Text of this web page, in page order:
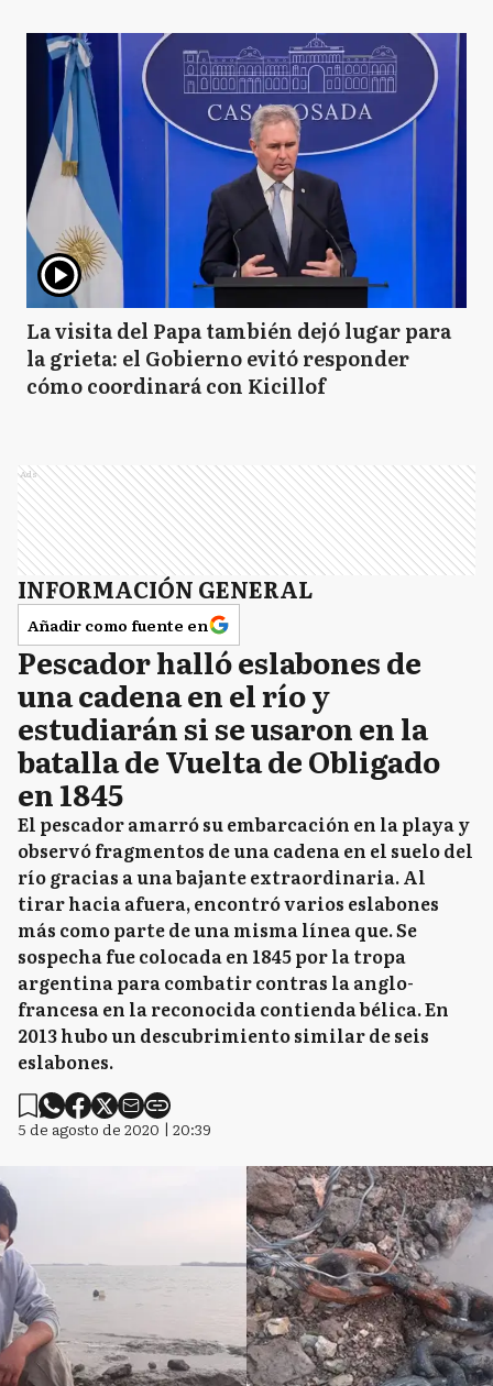
La visita del Papa también dejó lugar para
la grieta: el Gobierno evitó responder
cómo coordinará con Kicillof
Ads
INFORMACIÓN GENERAL
Añadir como fuente en
Pescador halló eslabones de
una cadena en el río y
estudiarán si se usaron en la
batalla de Vuelta de Obligado
en 1845
El pescador amarró su embarcación en la playa y
observó fragmentos de una cadena en el suelo del
río gracias a una bajante extraordinaria. Al
tirar hacia afuera, encontró varios eslabones
más como parte de una misma línea que. Se
sospecha fue colocada en 1845 por la tropa
argentina para combatir contras la anglo-
francesa en la reconocida contienda bélica. En
2013 hubo un descubrimiento similar de seis
eslabones.
5 de agosto de 2020 | 20:39